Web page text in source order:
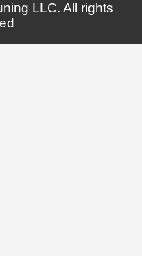
LLC. All rights